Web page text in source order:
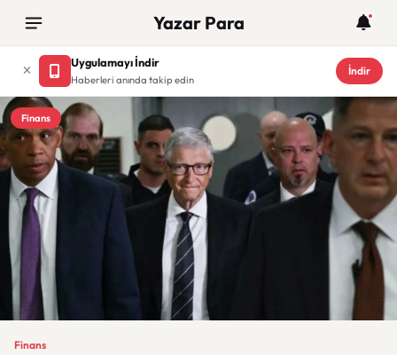
Yazar Para
Uygulamayı İndir
Haberleri anında takip edin
İndir
Finans
Finans